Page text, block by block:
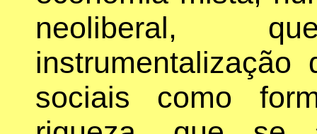
neoliberal,
sociais como